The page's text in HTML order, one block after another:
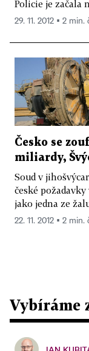
Policie je začala
29. 11. 2012 ▪ 2 min.
Česko se
miliardy,
Soud v
české
jako jedna ze
22. 11. 2012 ▪ 2 min.
Vybíráme